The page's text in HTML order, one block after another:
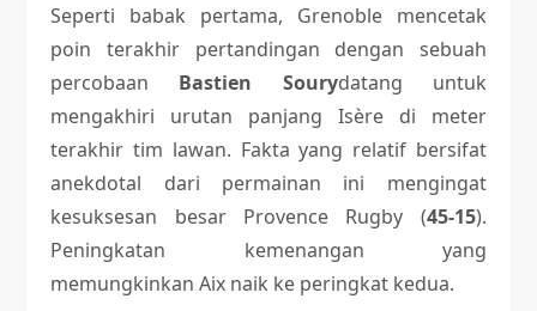
Seperti babak pertama, Grenoble mencetak
poin terakhir pertandingan dengan sebuah
percobaan Bastien Sourydatang untuk
mengakhiri urutan panjang Isère di meter
terakhir tim lawan. Fakta yang relatif bersifat
anekdotal dari permainan ini mengingat
kesuksesan besar Provence Rugby (45-15).
Peningkatan kemenangan yang
memungkinkan Aix naik ke peringkat kedua.